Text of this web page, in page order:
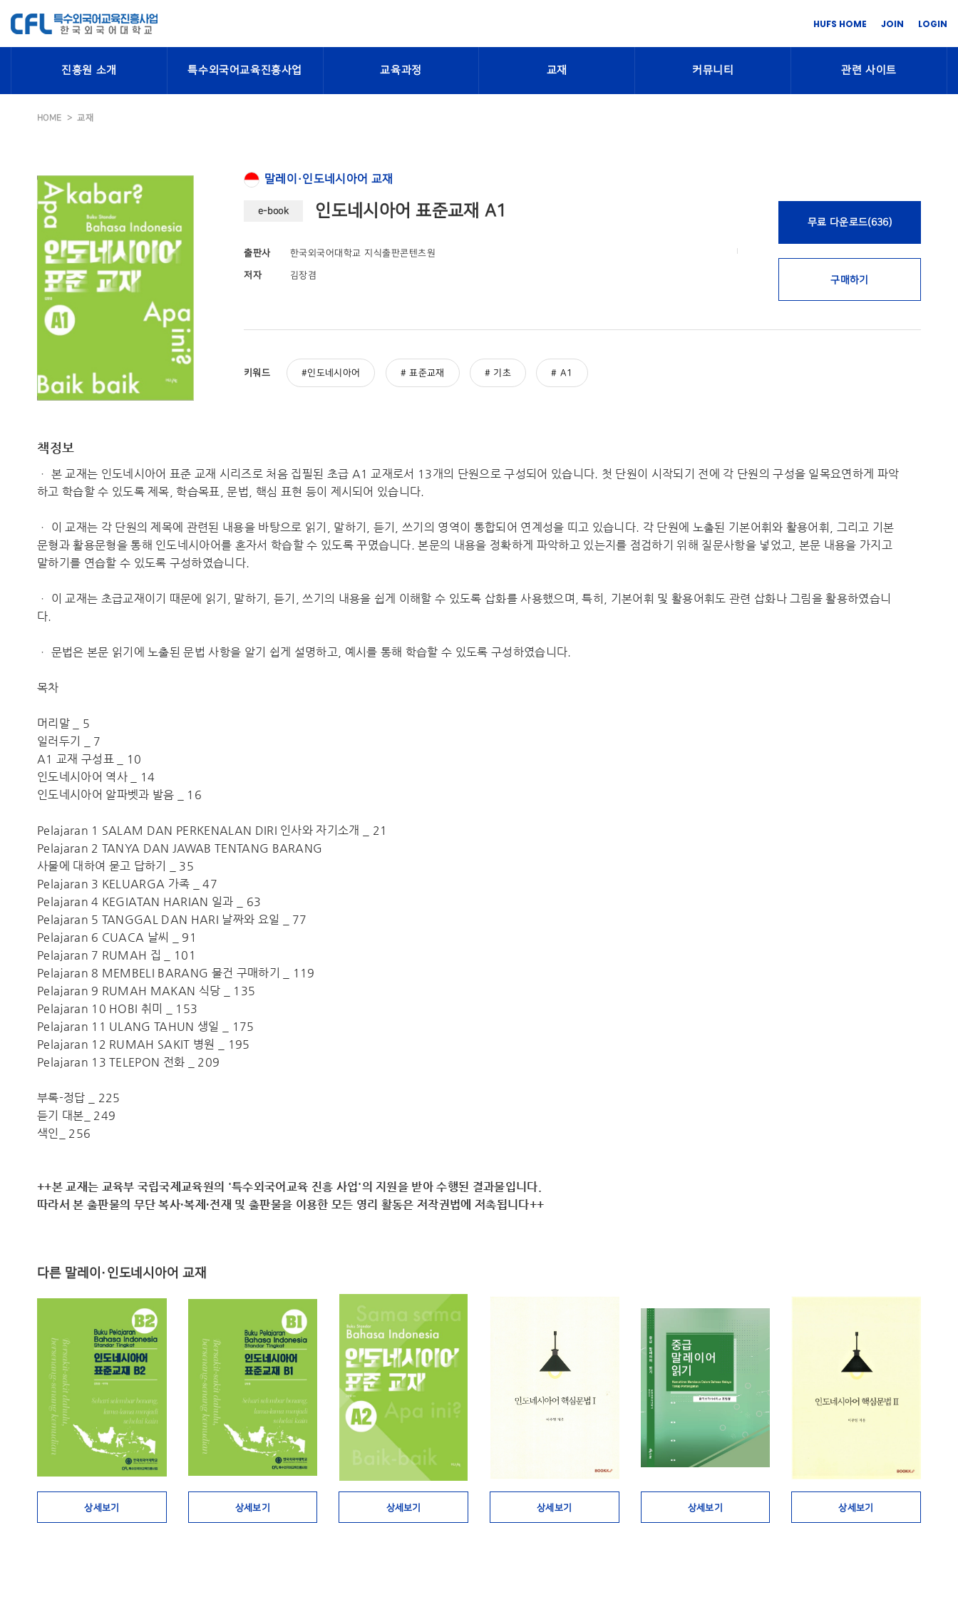
HUFS HOME JOIN LOGIN
진흥원 소개 특수외국어교육진흥사업 교육과정 교재 커뮤니티 관련 사이트
HOME 교재
말레이·인도네시아어 교재
e-book 인도네시아어 표준교재 A1
출판사 한국외국어대학교 지식출판콘텐츠원
저자 김장겸
무료 다운로드(636)
구매하기
키워드 인도네시아어 표준교재 기초 A1
책정보
ㆍ 본 교재는 인도네시아어 표준 교재 시리즈로 처음 집필된 초급 A1 교재로서 13개의 단원으로 구성되어 있습니다. 첫 단원이 시작되기 전에 각 단원의 구성을 일목요연하게 파악
하고 학습할 수 있도록 제목, 학습목표, 문법, 핵심 표현 등이 제시되어 있습니다.
ㆍ 이 교재는 각 단원의 제목에 관련된 내용을 바탕으로 읽기, 말하기, 듣기, 쓰기의 영역이 통합되어 연계성을 띠고 있습니다. 각 단원에 노출된 기본어휘와 활용어휘, 그리고 기본
문형과 활용문형을 통해 인도네시아어를 혼자서 학습할 수 있도록 꾸몄습니다. 본문의 내용을 정확하게 파악하고 있는지를 점검하기 위해 질문사항을 넣었고, 본문 내용을 가지고
말하기를 연습할 수 있도록 구성하였습니다.
ㆍ 이 교재는 초급교재이기 때문에 읽기, 말하기, 듣기, 쓰기의 내용을 쉽게 이해할 수 있도록 삽화를 사용했으며, 특히, 기본어휘 및 활용어휘도 관련 삽화나 그림을 활용하였습니
다.
ㆍ 문법은 본문 읽기에 노출된 문법 사항을 알기 쉽게 설명하고, 예시를 통해 학습할 수 있도록 구성하였습니다.
목차
머리말 _ 5
일러두기 _ 7
A1 교재 구성표 _ 10
인도네시아어 역사 _ 14
인도네시아어 알파벳과 발음 _ 16
Pelajaran 1 SALAM DAN PERKENALAN DIRI 인사와 자기소개 _ 21
Pelajaran 2 TANYA DAN JAWAB TENTANG BARANG
사물에 대하여 묻고 답하기 _ 35
Pelajaran 3 KELUARGA 가족 _ 47
Pelajaran 4 KEGIATAN HARIAN 일과 _ 63
Pelajaran 5 TANGGAL DAN HARI 날짜와 요일 _ 77
Pelajaran 6 CUACA 날씨 _ 91
Pelajaran 7 RUMAH 집 _ 101
Pelajaran 8 MEMBELI BARANG 물건 구매하기 _ 119
Pelajaran 9 RUMAH MAKAN 식당 _ 135
Pelajaran 10 HOBI 취미 _ 153
Pelajaran 11 ULANG TAHUN 생일 _ 175
Pelajaran 12 RUMAH SAKIT 병원 _ 195
Pelajaran 13 TELEPON 전화 _ 209
부록-정답 _ 225
듣기 대본_ 249
색인_ 256
++본 교재는 교육부 국립국제교육원의 '특수외국어교육 진흥 사업'의 지원을 받아 수행된 결과물입니다.
따라서 ​본 출판물의 무단 복사·복제·전재 및 출판물을 이용한 모든 영리 활동은 저작권법에 저촉됩니다++
다른 말레이·인도네시아어 교재
상세보기 상세보기 상세보기 상세보기 상세보기 상세보기